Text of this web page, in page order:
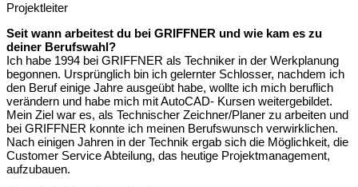
Projektleiter
Seit wann arbeitest du bei GRIFFNER und wie kam es zu
deiner Berufswahl?
Ich habe 1994 bei GRIFFNER als Techniker in der Werkplanung
begonnen. Ursprünglich bin ich gelernter Schlosser, nachdem ich
den Beruf einige Jahre ausgeübt habe, wollte ich mich beruflich
verändern und habe mich mit AutoCAD- Kursen weitergebildet.
Mein Ziel war es, als Technischer Zeichner/Planer zu arbeiten und
bei GRIFFNER konnte ich meinen Berufswunsch verwirklichen.
Nach einigen Jahren in der Technik ergab sich die Möglichkeit, die
Customer Service Abteilung, das heutige Projektmanagement,
aufzubauen.